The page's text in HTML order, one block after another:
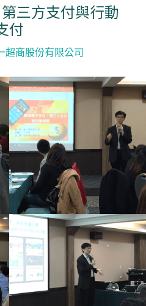
三方支付與行動
付
超商股份有限公司